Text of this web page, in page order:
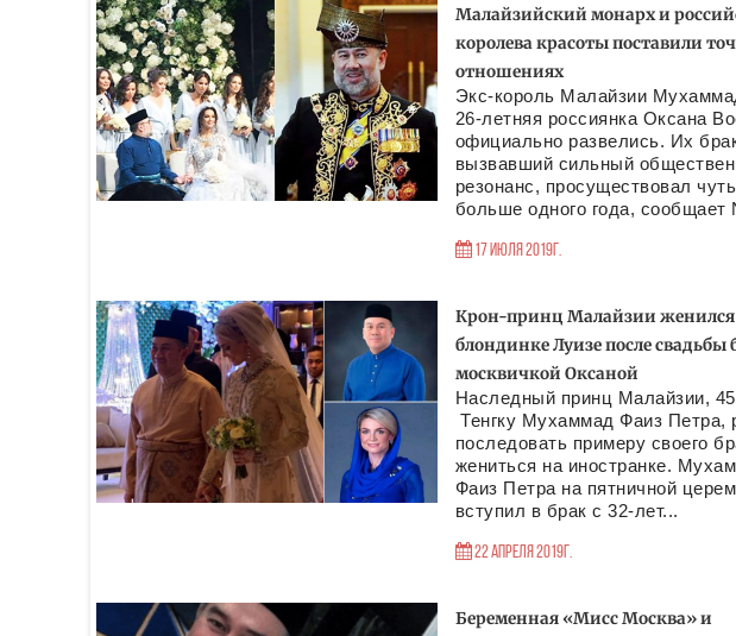
Малайзийский монарх и
королева красоты поставили
отношениях
Экс-король Малайзии
26-летняя россиянка Оксана
официально развелись. Их
вызвавший сильный
резонанс, просуществовал чуть
больше одного года, сообщает
17 Июля 2019г.
Крон-принц Малайзии женился
блондинке Луизе после свадьбы
москвичкой Оксаной
Наследный принц Малайзии,
Тенгку Мухаммад Фаиз Петра,
последовать примеру своего
жениться на иностранке.
Фаиз Петра на пятничной
вступил в брак с 32-лет...
22 Апреля 2019г.
Беременная «Мисс Москва» и